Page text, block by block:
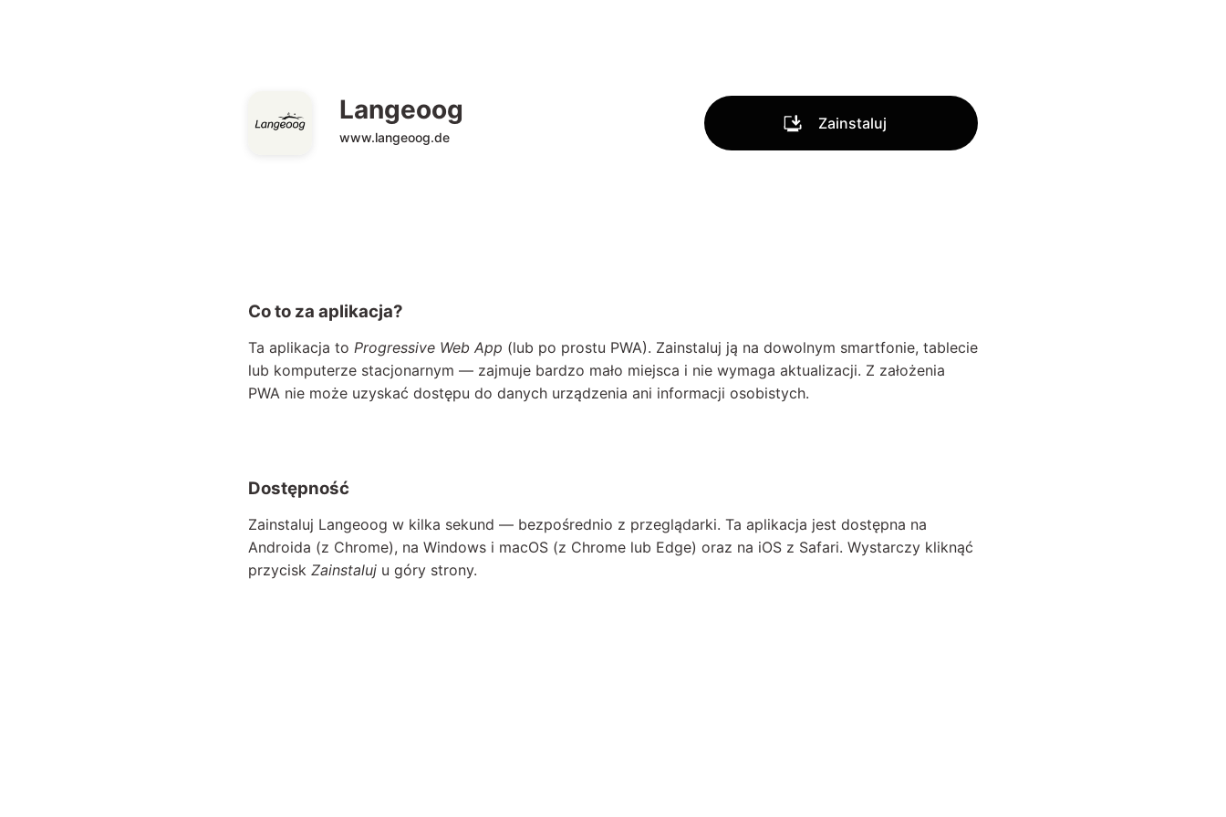
Langeoog
www.langeoog.de
Zainstaluj
Co to za aplikacja?
Ta aplikacja to Progressive Web App (lub po prostu PWA). Zainstaluj ją na dowolnym smartfonie, tablecie
lub komputerze stacjonarnym — zajmuje bardzo mało miejsca i nie wymaga aktualizacji. Z założenia
PWA nie może uzyskać dostępu do danych urządzenia ani informacji osobistych.
Dostępność
Zainstaluj Langeoog w kilka sekund — bezpośrednio z przeglądarki. Ta aplikacja jest dostępna na
Androida (z Chrome), na Windows i macOS (z Chrome lub Edge) oraz na iOS z Safari. Wystarczy kliknąć
przycisk Zainstaluj u góry strony.